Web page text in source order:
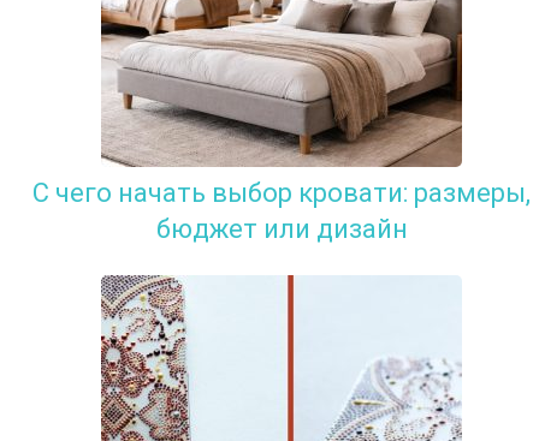
С чего начать выбор кровати: размеры,
бюджет или дизайн